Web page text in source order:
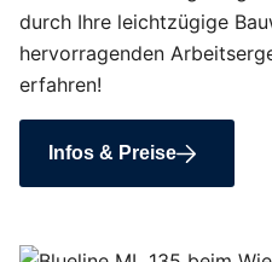
durch Ihre leichtzügige
hervorragenden
erfahren!
Infos & Preise